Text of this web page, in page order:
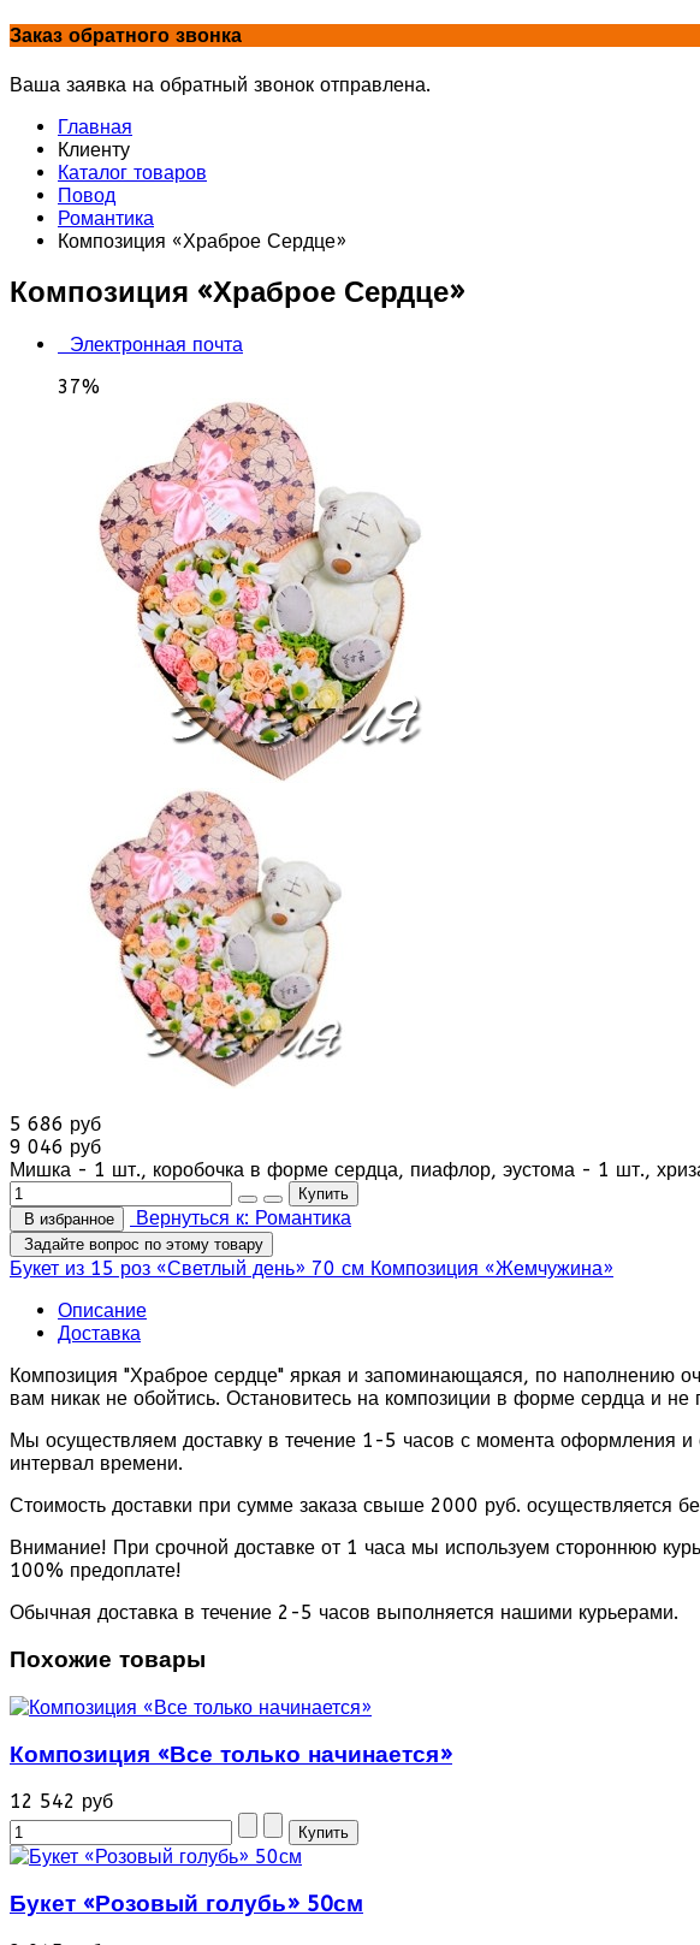
Заказ обратного звонка
Ваша заявка на обратный звонок отправлена.
Главная
Клиенту
Каталог товаров
Повод
Романтика
Композиция «Храброе Сердце»
Композиция «Храброе Сердце»
Электронная почта
37%
5 686 руб
9 046 руб
Мишка - 1 шт., коробочка в форме сердца, пиафлор, эустома - 1 шт.,
В избранное Вернуться к: Романтика
Задайте вопрос по этому товару
Букет из 15 роз «Светлый день» 70 см Композиция «Жемчужина»
Описание
Доставка
Композиция "Храброе сердце" яркая и запоминающаяся, по наполнению
вам никак не обойтись. Остановитесь на композиции в форме сердца и не
Мы осуществляем доставку в течение 1-5 часов с момента оформления
интервал времени.
Стоимость доставки при сумме заказа свыше 2000 руб. осуществляется
Внимание! При срочной доставке от 1 часа мы используем стороннюю
100% предоплате!
Обычная доставка в течение 2-5 часов выполняется нашими курьерами.
Похожие товары
Композиция «Все только начинается»
12 542 руб
Букет «Розовый голубь» 50см